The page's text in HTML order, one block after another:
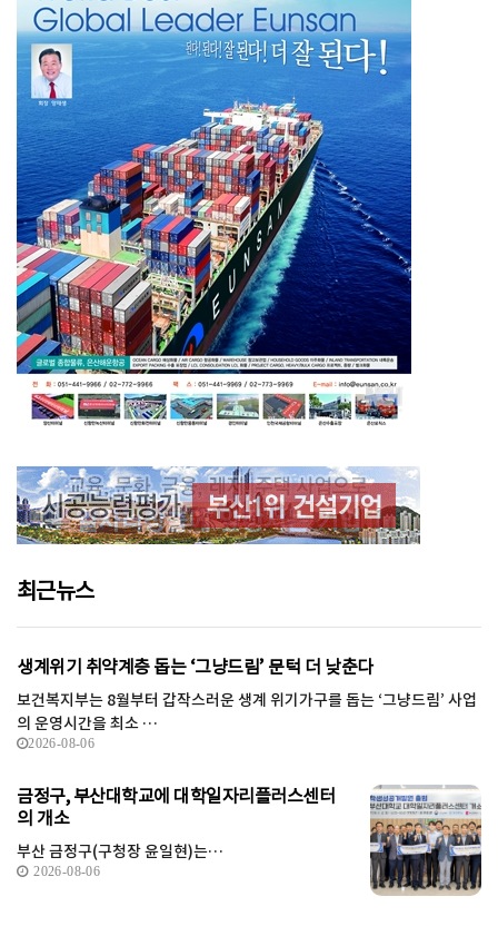
최근뉴스
생계위기 취약계층 돕는 ‘그냥드림’ 문턱 더 낮춘다
보건복지부는 8월부터 갑작스러운 생계 위기가구를 돕는 ‘그냥드림’ 사업
의 운영시간을 최소 …
2026-08-06
금정구, 부산대학교에 대학일자리플러스센터
의 개소
부산 금정구(구청장 윤일현)는…
2026-08-06